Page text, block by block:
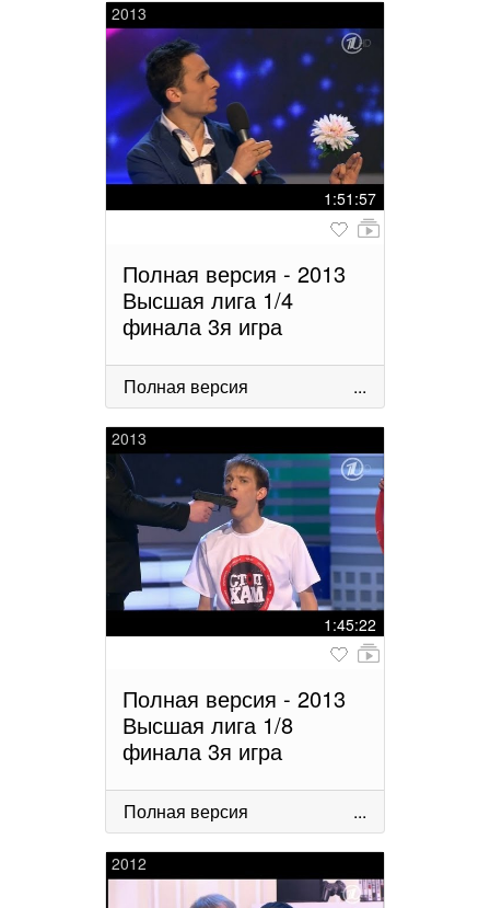
2013
1:51:57
Полная версия - 2013
Высшая лига 1/4
финала 3я игра
Полная версия ...
2013
1:45:22
Полная версия - 2013
Высшая лига 1/8
финала 3я игра
Полная версия ...
2012